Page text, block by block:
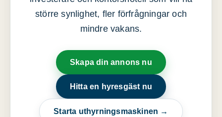
större synlighet, fler förfrågningar och
mindre vakans.
Skapa din annons nu
Hitta en hyresgäst nu
Starta uthyrningsmaskinen →